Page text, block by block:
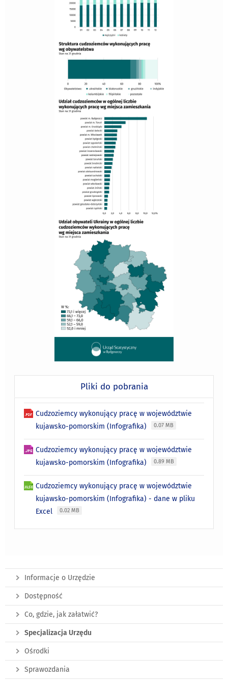
Pliki do pobrania
Cudzoziemcy wykonujący pracę w województwie
kujawsko-pomorskim (Infografika)
0.07 MB
Cudzoziemcy wykonujący pracę w województwie
kujawsko-pomorskim (Infografika)
0.89 MB
Cudzoziemcy wykonujący pracę w województwie
kujawsko-pomorskim (Infografika) - dane w pliku
Excel
0.02 MB
Informacje o Urzędzie
Dostępność
Co, gdzie, jak załatwić?
Specjalizacja Urzędu
Ośrodki
Sprawozdania